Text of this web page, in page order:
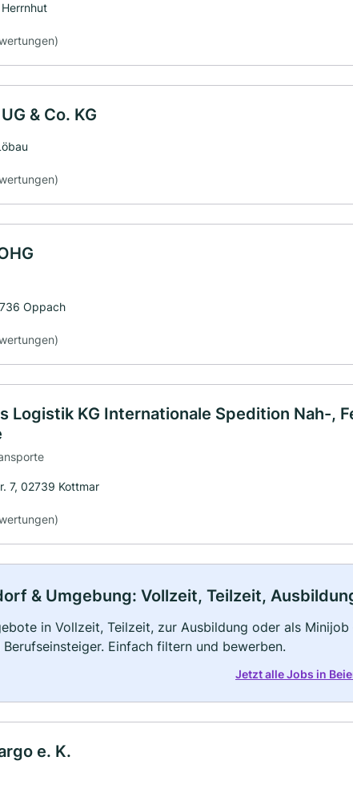
& Co. KG
Oppach
Logistik KG Internationale Spedition Nah-,
7, 02739 Kottmar
& Umgebung: Vollzeit, Teilzeit,
in Vollzeit, Teilzeit, zur Ausbildung oder als Minijob
Einfach filtern und bewerben.
Jetzt alle Jobs in
e. K.